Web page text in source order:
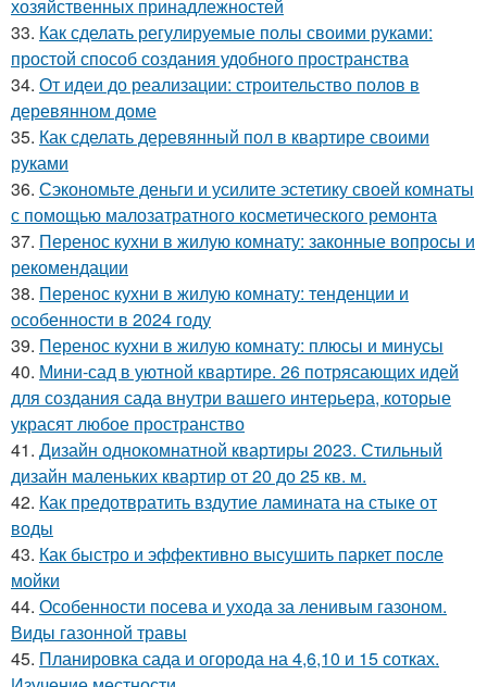
хозяйственных принадлежностей
33. Как сделать регулируемые полы своими руками:
простой способ создания удобного пространства
34. От идеи до реализации: строительство полов в
деревянном доме
35. Как сделать деревянный пол в квартире своими
руками
36. Сэкономьте деньги и усилите эстетику своей комнаты
с помощью малозатратного косметического ремонта
37. Перенос кухни в жилую комнату: законные вопросы и
рекомендации
38. Перенос кухни в жилую комнату: тенденции и
особенности в 2024 году
39. Перенос кухни в жилую комнату: плюсы и минусы
40. Мини-сад в уютной квартире. 26 потрясающих идей
для создания сада внутри вашего интерьера, которые
украсят любое пространство
41. Дизайн однокомнатной квартиры 2023. Стильный
дизайн маленьких квартир от 20 до 25 кв. м.
42. Как предотвратить вздутие ламината на стыке от
воды
43. Как быстро и эффективно высушить паркет после
мойки
44. Особенности посева и ухода за ленивым газоном.
Виды газонной травы
45. Планировка сада и огорода на 4,6,10 и 15 сотках.